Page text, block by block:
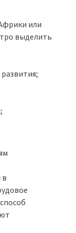
или
выделить
в